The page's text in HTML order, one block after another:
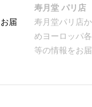
届
寿月堂 パリ店
寿月堂パリ店
めヨーロッパ
等の情報をお